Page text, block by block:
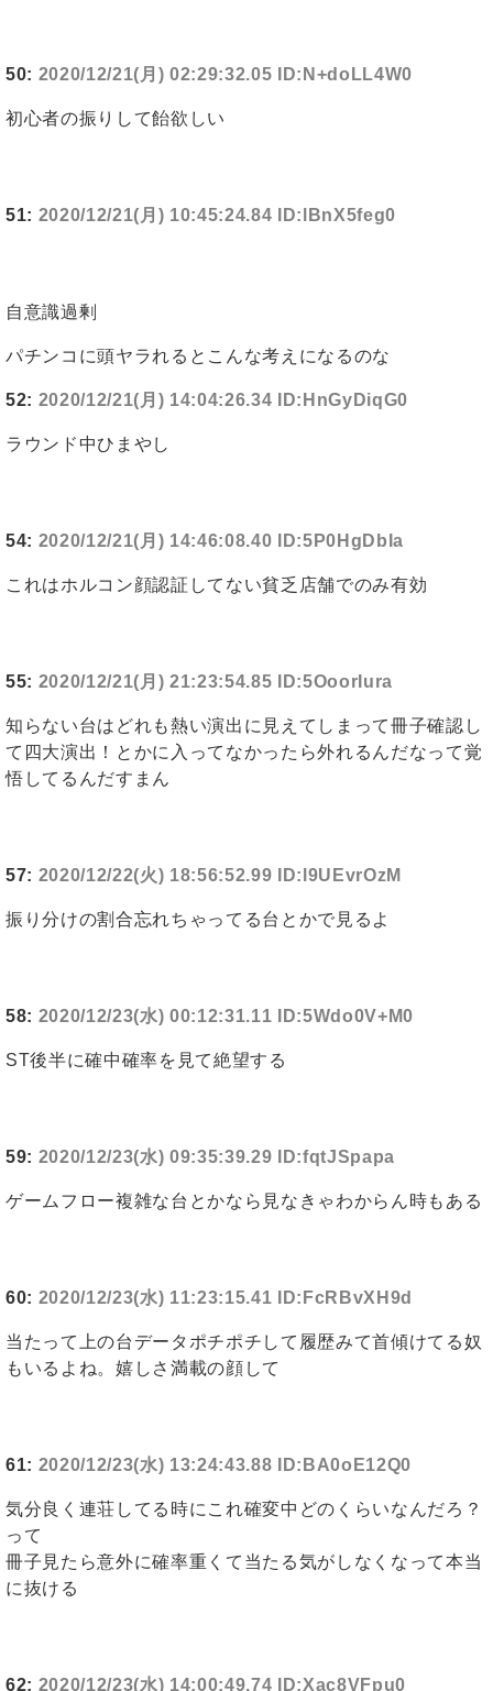
50: 2020/12/21(月) 02:29:32.05 ID:N+doLL4W0
初心者の振りして飴欲しい
51: 2020/12/21(月) 10:45:24.84 ID:lBnX5feg0
自意識過剰
パチンコに頭ヤラれるとこんな考えになるのな
52: 2020/12/21(月) 14:04:26.34 ID:HnGyDiqG0
ラウンド中ひまやし
54: 2020/12/21(月) 14:46:08.40 ID:5P0HgDbIa
これはホルコン顔認証してない貧乏店舗でのみ有効
55: 2020/12/21(月) 21:23:54.85 ID:5OoorIura
知らない台はどれも熱い演出に見えてしまって冊子確認し
て四大演出！とかに入ってなかったら外れるんだなって覚
悟してるんだすまん
57: 2020/12/22(火) 18:56:52.99 ID:l9UEvrOzM
振り分けの割合忘れちゃってる台とかで見るよ
58: 2020/12/23(水) 00:12:31.11 ID:5Wdo0V+M0
ST後半に確中確率を見て絶望する
59: 2020/12/23(水) 09:35:39.29 ID:fqtJSpapa
ゲームフロー複雑な台とかなら見なきゃわからん時もある
60: 2020/12/23(水) 11:23:15.41 ID:FcRBvXH9d
当たって上の台データポチポチして履歴みて首傾けてる奴
もいるよね。嬉しさ満載の顔して
61: 2020/12/23(水) 13:24:43.88 ID:BA0oE12Q0
気分良く連荘してる時にこれ確変中どのくらいなんだろ？
って
冊子見たら意外に確率重くて当たる気がしなくなって本当
に抜ける
62: 2020/12/23(水) 14:00:49.74 ID:Xac8VFpu0